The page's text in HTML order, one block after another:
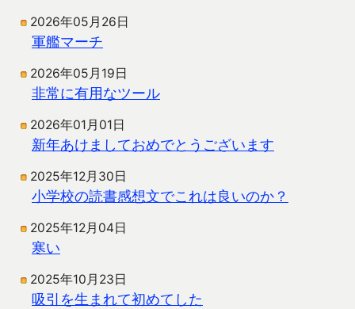
2026年05月26日
軍艦マーチ
2026年05月19日
非常に有用なツール
2026年01月01日
新年あけましておめでとうございます
2025年12月30日
小学校の読書感想文でこれは良いのか？
2025年12月04日
寒い
2025年10月23日
吸引を生まれて初めてした